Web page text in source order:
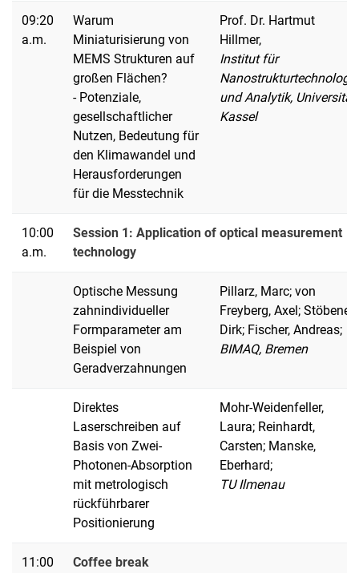
09:20
a.m.
Warum
Miniaturisierung von
MEMS Strukturen auf
großen Flächen?
- Potenziale,
gesellschaftlicher
Nutzen, Bedeutung für
den Klimawandel und
Herausforderungen
für die Messtechnik
Prof. Dr. Hartmut
Hillmer,
Institut für
Nanostrukturtechnologie
und Analytik, Universität
Kassel
10:00
a.m.
Session 1: Application of optical measurement
technology
Optische Messung
zahnindividueller
Formparameter am
Beispiel von
Geradverzahnungen
Pillarz, Marc; von
Freyberg, Axel; Stöbener,
Dirk; Fischer, Andreas;
BIMAQ, Bremen
Direktes
Laserschreiben auf
Basis von Zwei-
Photonen-Absorption
mit metrologisch
rückführbarer
Positionierung
Mohr-Weidenfeller,
Laura; Reinhardt,
Carsten; Manske,
Eberhard;
TU Ilmenau
11:00
Coffee break